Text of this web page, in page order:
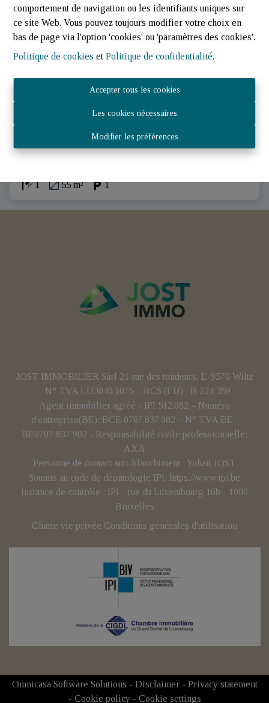
comportement de navigation ou les identifiants uniques sur
ce site Web. Vous pouvez toujours modifier votre choix en
bas de page via l'option 'cookies' ou 'paramètres des cookies'.
Politique de cookies etPolitique de confidentialité.
Accepter tous les cookies
Les cookies nécessaires
Modifier les préférences
STUDIO de 55 m² dans une résidence calme
Lamkatskaul 13, 9952 Troisvierges (Luxembourg)
1 55 m² 1
JOST IMMOBILIER Sàrl 21 rue des tondeurs, L-9570 Wiltz
- N° TVA LU3040.1075 – RCS (LU) : B 224 359
Agent immobilier agréé - IPI 512.082 – Numéro
d'entreprise(BE): BCE 0707.837.902 – N° TVA BE :
BE0707 837 902 - Responsabilité civile professionnelle:
AXA
Personne de contact anti-blanchiment : Yohan JOST
Soumis au code de déontologie IPI: https://www.ipi.be
Instance de contrôle : IPI - rue du Luxembourg 16b - 1000
Bruxelles
Charte vie privée Conditions générales d'utilisation
Omnicasa Software Solutions - Disclaimer- Privacy statement
- Cookie policy- Cookie settings